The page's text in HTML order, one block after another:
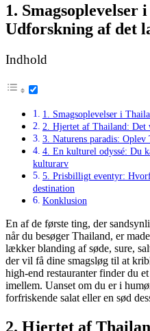
1. Smagsoplevelser
Udforskning af det
Indhold
1. Smagsoplevelser i
2. Hjertet af Thailand: Det
3. Naturens paradis: Oplev
4. En kulturel odyssé: Du
kulturarv
5. Prisbilligt eventyr:
destination
Konklusion
En af de første ting, der
når du besøger Thailand, er
lækker blanding af søde, sure,
der vil få dine smagsløg til at
high-end restauranter finder du
imellem. Uanset om du er i
forfriskende salat eller en sød
2. Hjertet af